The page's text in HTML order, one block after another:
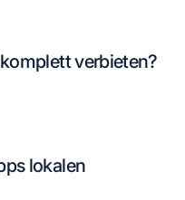
verbieten?
lokalen